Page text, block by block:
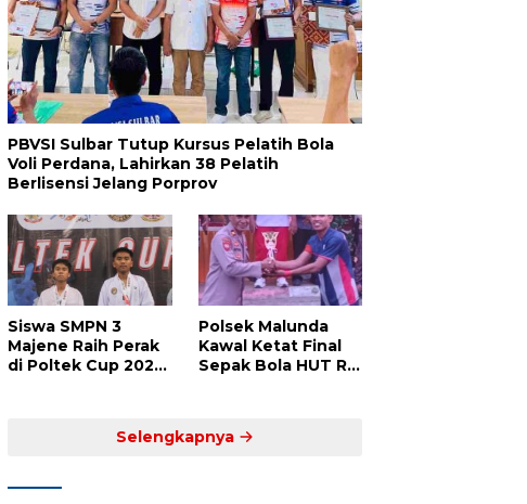
PBVSI Sulbar Tutup Kursus Pelatih Bola
Voli Perdana, Lahirkan 38 Pelatih
Berlisensi Jelang Porprov
Siswa SMPN 3
Majene Raih Perak
di Poltek Cup 2025,
Polsek Malunda
Kawal Ketat Final
Sepak Bola HUT RI
Penalti
Selengkapnya